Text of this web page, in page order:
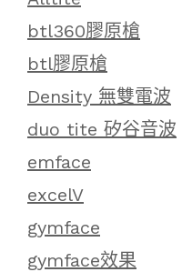
btl360膠原槍
btl膠原槍
Density 無雙電波
duo tite 矽谷音波
emface
excelV
gymface
gymface效果